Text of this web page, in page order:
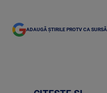
ADAUGĂ ȘTIRILE PROTV CA SURSĂ